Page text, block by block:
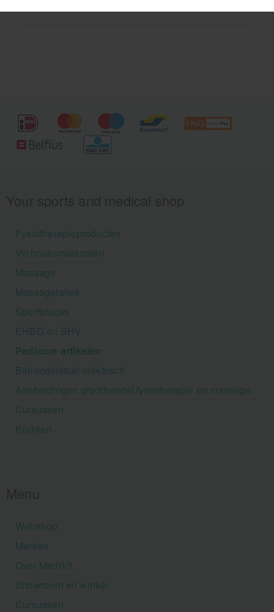
Fysiotherapieproducten
Verbruiksmaterialen
Massage
Massagetafels
Sportbraces
EHBO en BHV
Pedicure artikelen
Behandelstoel elektrisch
Aanbiedingen groothandel fysiotherapie en massage
Cursussen
Krukken
Webshop
Merken
Over MediVit
Showroom en winkel
Cursussen